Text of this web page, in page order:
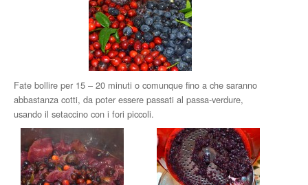
Fate bollire per 15 – 20 minuti o comunque fino a che saranno
abbastanza cotti, da poter essere passati al passa-verdure,
usando il setaccino con i fori piccoli.